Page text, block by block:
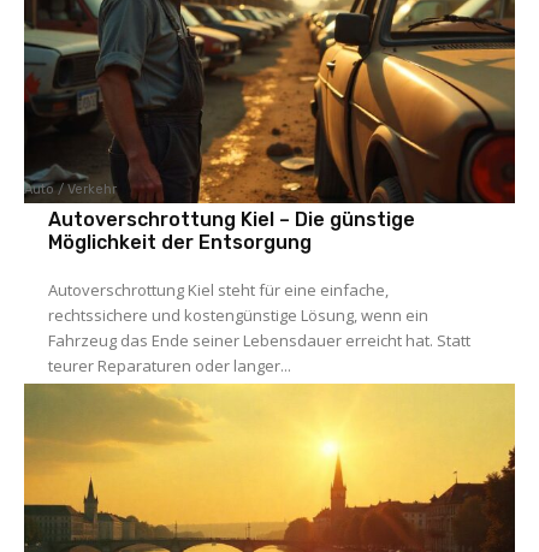
Auto / Verkehr
Autoverschrottung Kiel – Die günstige
Möglichkeit der Entsorgung
Autoverschrottung Kiel steht für eine einfache,
rechtssichere und kostengünstige Lösung, wenn ein
Fahrzeug das Ende seiner Lebensdauer erreicht hat. Statt
teurer Reparaturen oder langer...